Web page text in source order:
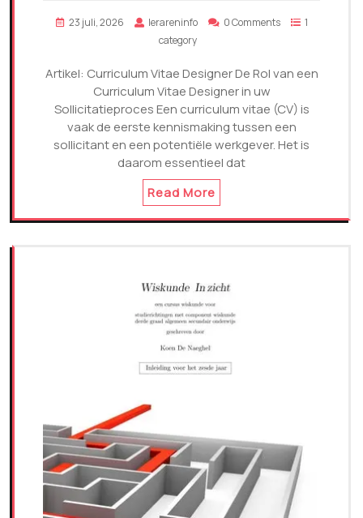
23 juli, 2026 lerareninfo 0 Comments
1
category
Artikel: Curriculum Vitae Designer De Rol van een
Curriculum Vitae Designer in uw
Sollicitatieproces Een curriculum vitae (CV) is
vaak de eerste kennismaking tussen een
sollicitant en een potentiële werkgever. Het is
daarom essentieel dat
Read More